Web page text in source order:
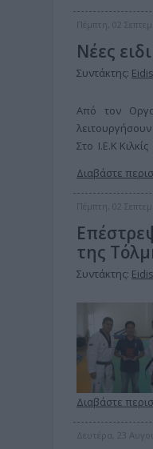
Πέμπτη, 02
Νέες
Συντάκτης:
Από τον
Στο Ι.Ε.Κ
Διαβάστε
Πέμπτη, 02
της
Συντάκτης:
Διαβάστε
Δευτέρα, 23